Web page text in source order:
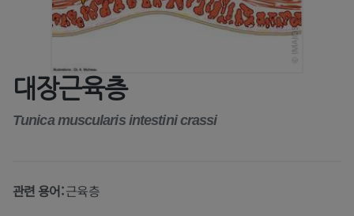
대장근육층
Tunica muscularis intestini crassi
관련 용어:근육층